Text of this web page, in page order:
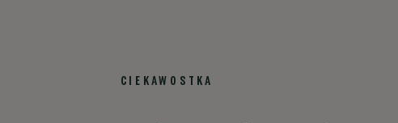
CIEKAWOSTKA